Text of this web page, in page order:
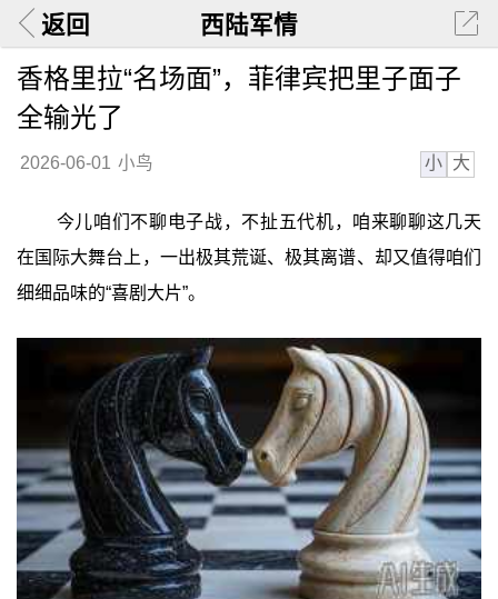
返回 西陆军情
香格里拉“名场面”，菲律宾把里子面子
全输光了
2026-06-01 小鸟 小 大
今儿咱们不聊电子战，不扯五代机，咱来聊聊这几天
在国际大舞台上，一出极其荒诞、极其离谱、却又值得咱们
细细品味的“喜剧大片”。